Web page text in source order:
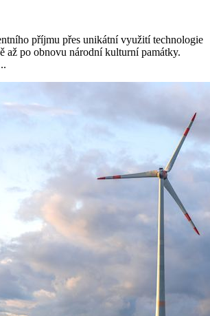
příjmu přes unikátní využití technologie
až po obnovu národní kulturní památky.